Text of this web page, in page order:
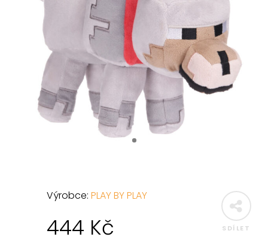
SDÍLET
Výrobce:PLAY BY PLAY
444 Kč